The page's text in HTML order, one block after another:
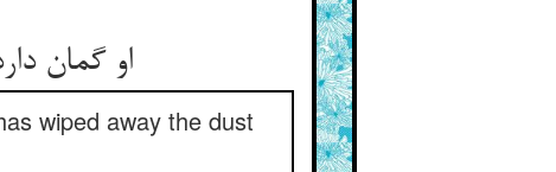
او گمان
wiped away the dust